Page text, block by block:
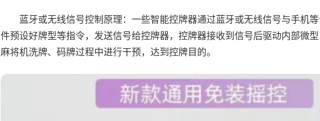
蓝牙或无线信号控制原理：一些智能控牌器通过蓝牙或无线信号与手机
件预设好牌型等指令，发送信号给控牌器，控牌器接收到信号后驱动内部微
麻将机洗牌、码牌过程中进行干预，达到控牌目的。